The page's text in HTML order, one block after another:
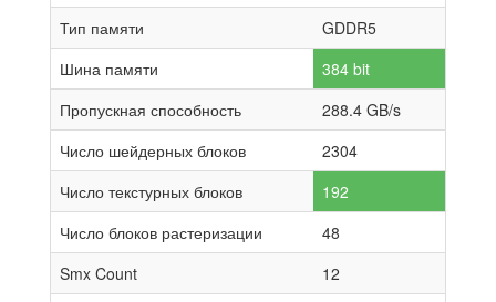
Тип памяти
GDDR5
Шина памяти
384 bit
Пропускная способность
288.4 GB/s
Число шейдерных блоков
2304
Число текстурных блоков
192
Число блоков растеризации
48
Smx Count
12